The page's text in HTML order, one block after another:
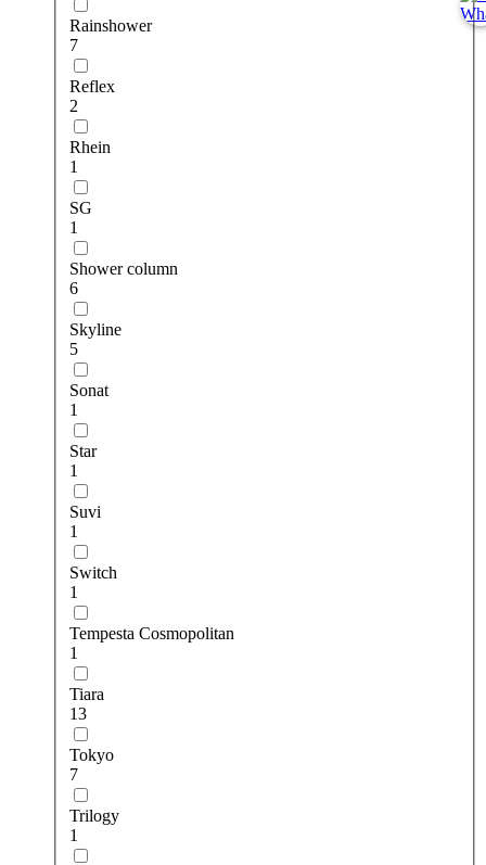
Rainshower
7
Reflex
2
Rhein
1
SG
1
Shower column
6
Skyline
5
Sonat
1
Star
1
Suvi
1
Switch
1
Tempesta Cosmopolitan
1
Tiara
13
Tokyo
7
Trilogy
1